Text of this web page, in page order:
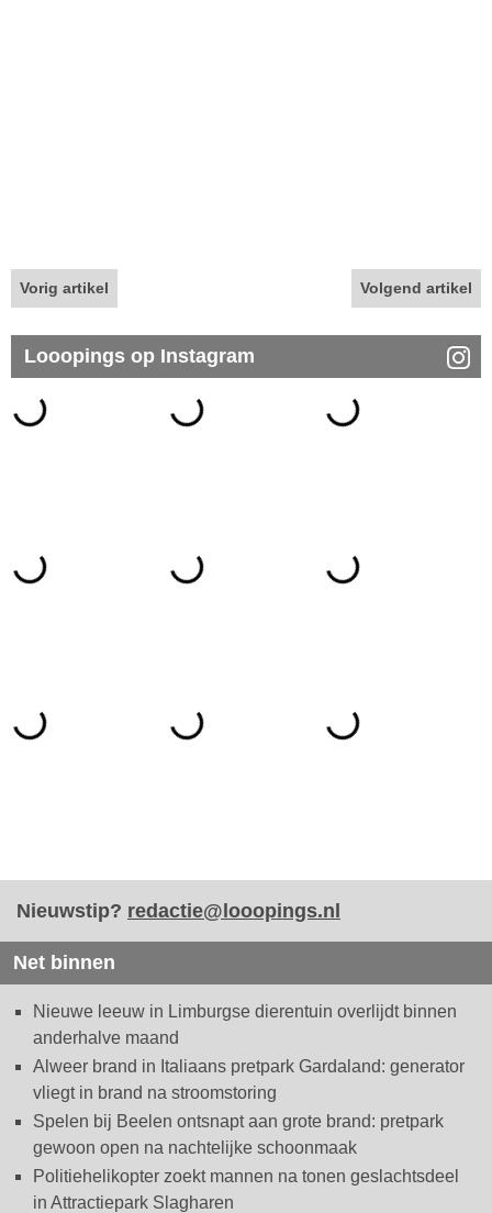
Vorig artikel Volgend artikel
Looopings op Instagram
Nieuwstip? redactie@looopings.nl
Net binnen
Nieuwe leeuw in Limburgse dierentuin overlijdt binnen
anderhalve maand
Alweer brand in Italiaans pretpark Gardaland: generator
vliegt in brand na stroomstoring
Spelen bij Beelen ontsnapt aan grote brand: pretpark
gewoon open na nachtelijke schoonmaak
Politiehelikopter zoekt mannen na tonen geslachtsdeel
in Attractiepark Slagharen